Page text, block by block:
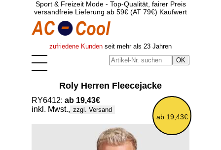
Sport & Freizeit Mode - Top-Qualität, fairer Preis
versandfreie Lieferung ab 59€ (AT 79€) Kaufwert
zufriedene Kunden seit mehr als 23 Jahren
Roly Herren Fleecejacke
ab 19,43€
RY6412: ab 19,43€
inkl. Mwst., zzgl. Versand